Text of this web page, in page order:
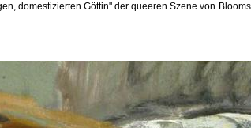
domestizierten Göttin" der queeren Szene von